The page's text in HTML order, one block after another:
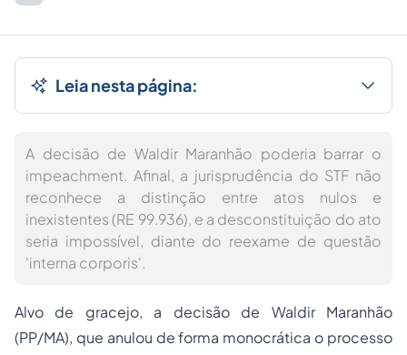
Leia nesta página:
A decisão de Waldir Maranhão poderia barrar o
impeachment. Afinal, a jurisprudência do STF não
reconhece a distinção entre atos nulos e
inexistentes (RE 99.936), e a desconstituição do ato
seria impossível, diante do reexame de questão
'interna corporis'.
Alvo de gracejo, a decisão de Waldir Maranhão
(PP/MA), que anulou de forma monocrática o processo